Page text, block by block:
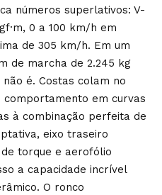
números superlativos: V-
0 a 100 km/h em
de 305 km/h. Em um
de marcha de 2.245 kg
é. Costas colam no
em curvas
à combinação perfeita de
eixo traseiro
torque e aerofólio
a capacidade incrível
O ronco